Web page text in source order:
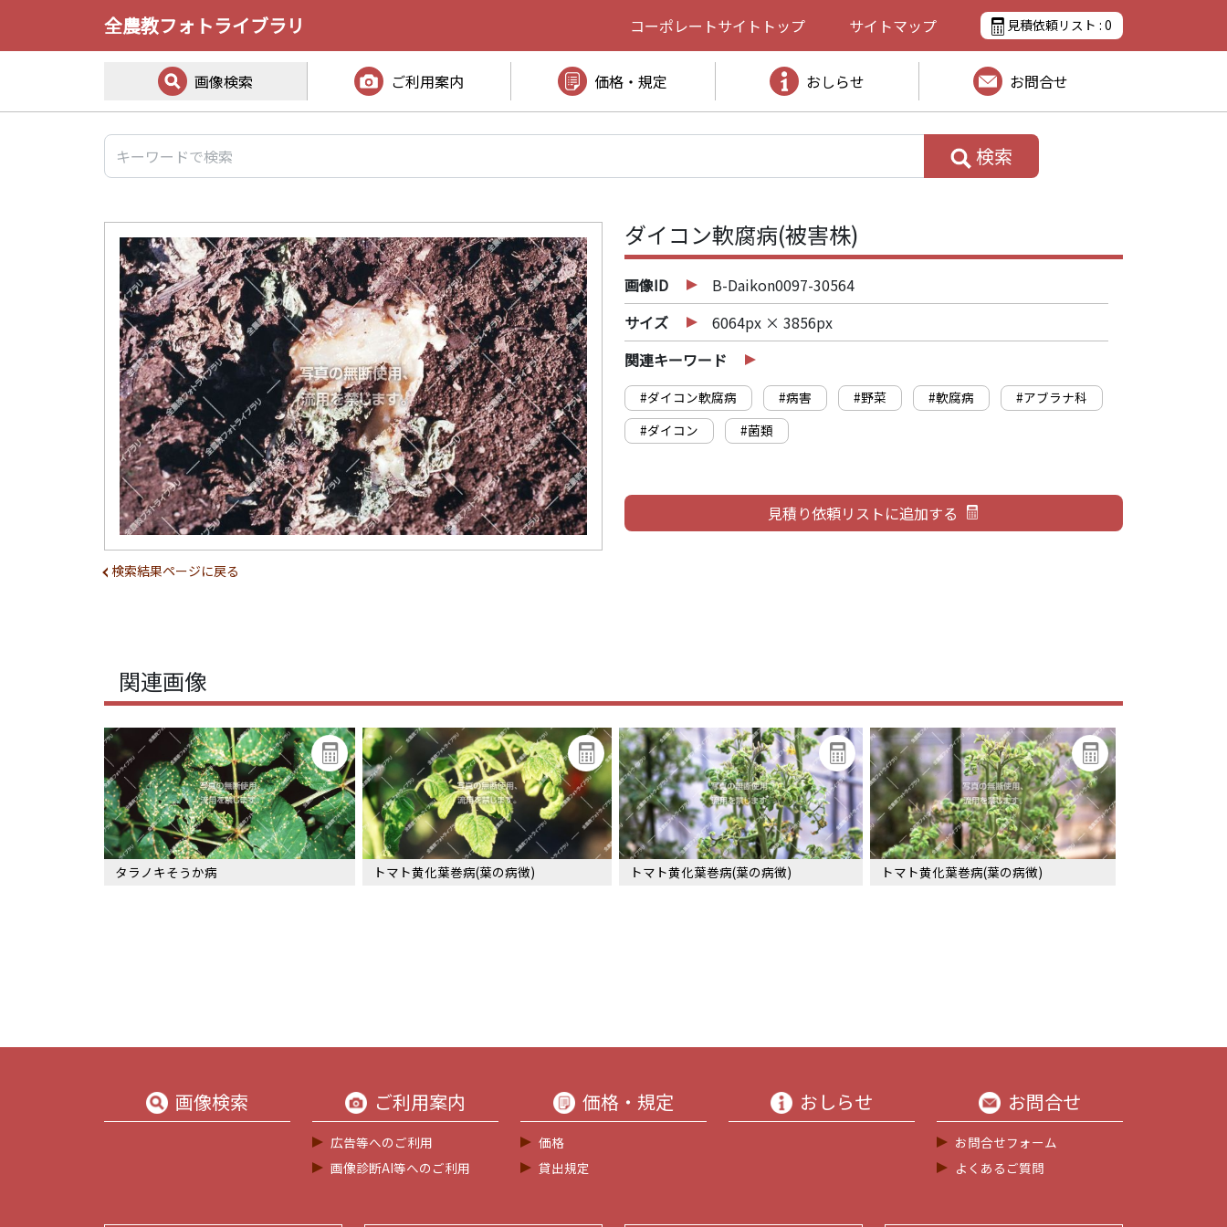
全農教フォトライブラリ コーポレートサイト トップ サイトマップ 見積依頼リスト : 0
画像検索 ご利用案内 価格・規定 おしらせ お問合せ
検索
検索結果ページに戻る
ダイコン軟腐病(被害株)
画像ID
B-Daikon0097-30564
サイズ
6064px × 3856px
関連キーワード
#ダイコン軟腐病 #病害 #野菜 #軟腐病
#アブラナ科
#ダイコン
#菌類
関連画像
タラノキそうか病 トマト黄化葉巻病(葉の病徴) トマト黄化葉巻病(葉の病徴) トマト黄化葉巻病(葉の病徴)
画像検索 ご利用案内
広告等へのご利用
画像診断AI等へのご利用
価格・規定
価格
貸出規定
おしらせ お問合せ
お問合せフォーム
よくあるご質問